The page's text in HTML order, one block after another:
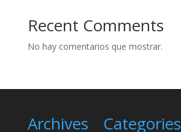
Recent Comments
No hay comentarios que mostrar.
Archives Categories